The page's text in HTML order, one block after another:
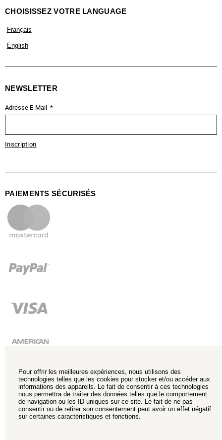
CHOISISSEZ VOTRE LANGUAGE
Français
English
NEWSLETTER
Adresse E-Mail
Inscription
PAIEMENTS SÉCURISÉS
Pour offrir les meilleures expériences, nous utilisons des
technologies telles que les cookies pour stocker et/ou accéder aux
informations des appareils. Le fait de consentir à ces technologies
nous permettra de traiter des données telles que le comportement
de navigation ou les ID uniques sur ce site. Le fait de ne pas
consentir ou de retirer son consentement peut avoir un effet négatif
sur certaines caractéristiques et fonctions.